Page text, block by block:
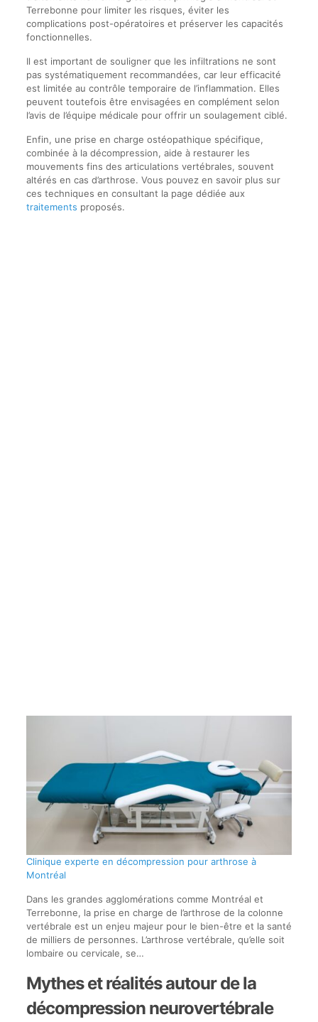
Terrebonne pour limiter les risques, éviter les
complications post-opératoires et préserver les capacités
fonctionnelles.
Il est important de souligner que les infiltrations ne sont
pas systématiquement recommandées, car leur efficacité
est limitée au contrôle temporaire de l’inflammation. Elles
peuvent toutefois être envisagées en complément selon
l’avis de l’équipe médicale pour offrir un soulagement ciblé.
Enfin, une prise en charge ostéopathique spécifique,
combinée à la décompression, aide à restaurer les
mouvements fins des articulations vertébrales, souvent
altérés en cas d’arthrose. Vous pouvez en savoir plus sur
ces techniques en consultant la page dédiée aux
traitements proposés.
Clinique experte en décompression pour arthrose à
Montréal
Dans les grandes agglomérations comme Montréal et
Terrebonne, la prise en charge de l’arthrose de la colonne
vertébrale est un enjeu majeur pour le bien-être et la santé
de milliers de personnes. L’arthrose vertébrale, qu’elle soit
lombaire ou cervicale, se…
Mythes et réalités autour de la
décompression neurovertébrale